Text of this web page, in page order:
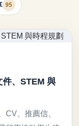
95
件、STEM 與
CV、推薦信、